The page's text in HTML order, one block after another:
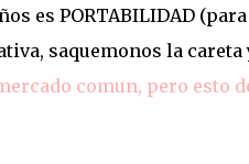
es PORTABILIDAD (para
saquemonos la careta
comun, pero esto